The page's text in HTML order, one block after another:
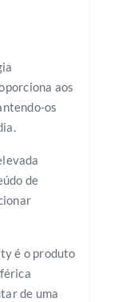
aos
os
de
é o produto
de uma